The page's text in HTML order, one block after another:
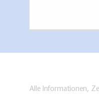
Alle Informationen,